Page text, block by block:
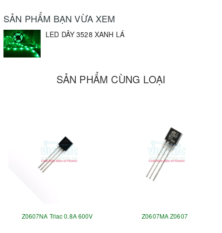
SẢN PHẨM BẠN VỪA XEM
LED DÂY 3528 XANH LÁ
SẢN PHẨM CÙNG LOẠI
Z0607NA Triac 0.8A 600V Z0607MA Z0607